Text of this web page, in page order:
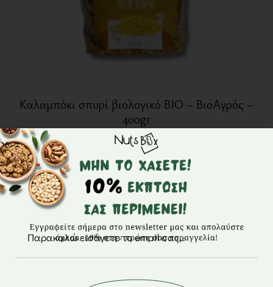
Καλαμπόκι σπυρί βιολογικό BIO – ΒιοΑγρός –
400gr
1,90€